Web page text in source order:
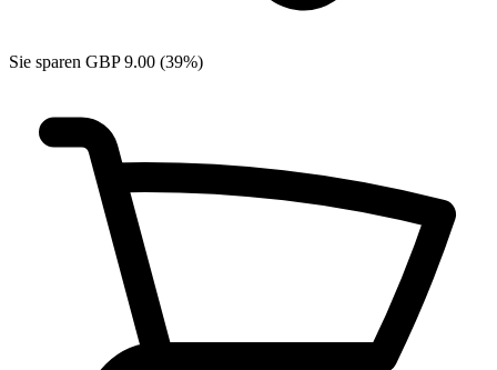
Sie sparen GBP 9.00 (39%)